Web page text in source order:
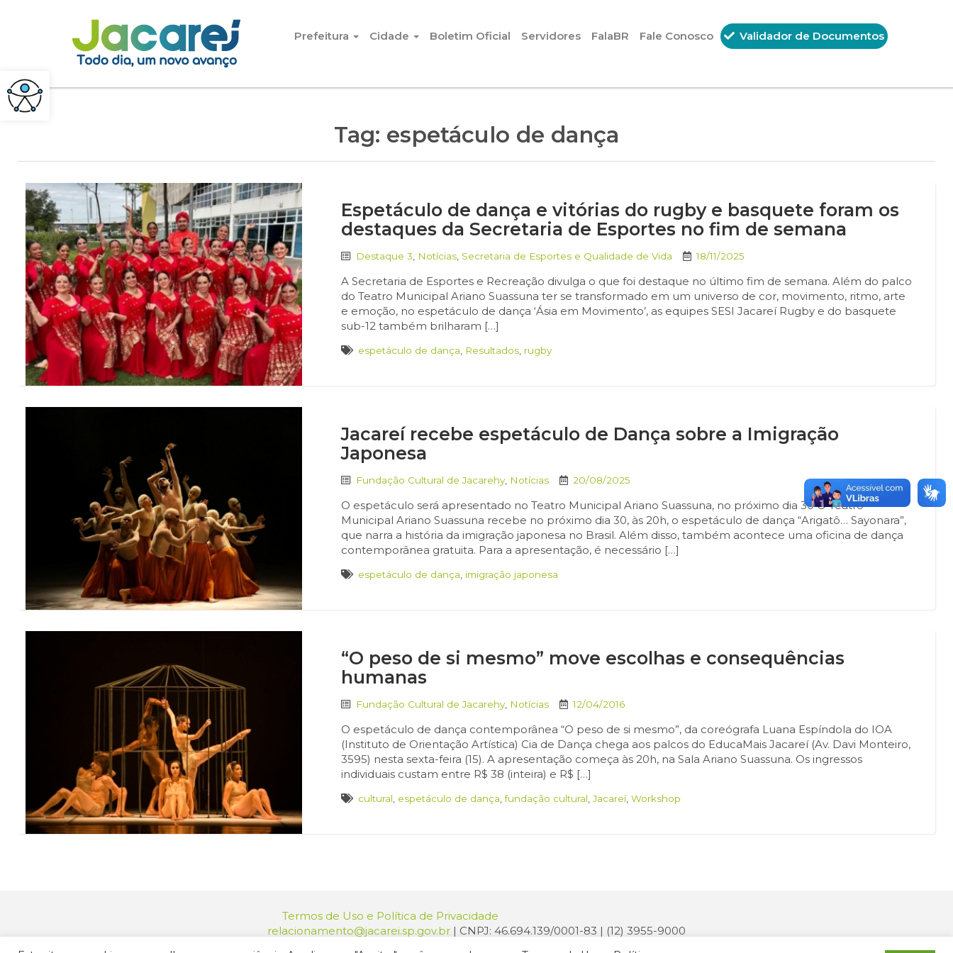
Pular para o conteúdo
Prefeitura
Cidade Boletim Oficial Servidores FalaBR Fale Conosco Validador de Documentos
Tag: espetáculo de dança
Espetáculo de dança e vitórias do rugby e basquete foram os
destaques da Secretaria de Esportes no fim de semana
Destaque 3 Notícias Secretaria de Esportes e Qualidade de Vida 18/11/2025
A Secretaria de Esportes e Recreação divulga o que foi destaque no último fim de semana. Além do palco
do Teatro Municipal Ariano Suassuna ter se transformado em um universo de cor, movimento, ritmo, arte
e emoção, no espetáculo de dança ‘Ásia em Movimento’, as equipes SESI Jacareí Rugby e do basquete
sub-12 também brilharam […]
espetáculo de dança Resultados rugby
Jacareí recebe espetáculo de Dança sobre a Imigração
Japonesa
Fundação Cultural de Jacarehy Notícias 20/08/2025
O espetáculo será apresentado no Teatro Municipal Ariano Suassuna, no próximo dia 30 O Teatro
Municipal Ariano Suassuna recebe no próximo dia 30, às 20h, o espetáculo de dança “Arigatô… Sayonara”,
que narra a história da imigração japonesa no Brasil. Além disso, também acontece uma oficina de dança
contemporânea gratuita. Para a apresentação, é necessário […]
espetáculo de dança imigração japonesa
“O peso de si mesmo” move escolhas e consequências
humanas
Fundação Cultural de Jacarehy Notícias 12/04/2016
O espetáculo de dança contemporânea “O peso de si mesmo”, da coreógrafa Luana Espíndola do IOA
(Instituto de Orientação Artística) Cia de Dança chega aos palcos do EducaMais Jacareí (Av. Davi Monteiro,
3595) nesta sexta-feira (15). A apresentação começa às 20h, na Sala Ariano Suassuna. Os ingressos
individuais custam entre R$ 38 (inteira) e R$ […]
cultural espetáculo de dança ,fundação cultural ,Jacareí,Workshop
Termos de Uso e Política de Privacidade
relacionamento@jacarei.sp.gov.br | CNPJ: 46.694.139/0001-83 | (12) 3955-9000